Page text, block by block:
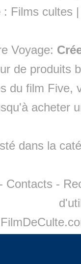
: Films cultes
Voyage:
de produits
du film Five,
acheter
dans la
- Contacts -